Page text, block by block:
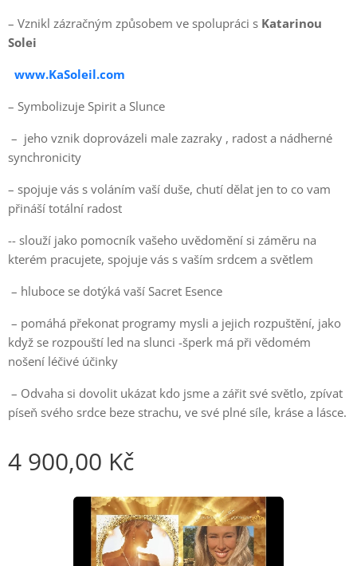
– Vznikl zázračným způsobem ve spolupráci s Katarinou
Solei
www.KaSoleil.com
– Symbolizuje Spirit a Slunce
– jeho vznik doprovázeli male zazraky , radost a nádherné
synchronicity
– spojuje vás s voláním vaší duše, chutí dělat jen to co vam
přináší totální radost
-- slouží jako pomocník vašeho uvědomění si záměru na
kterém pracujete, spojuje vás s vaším srdcem a světlem
– hluboce se dotýká vaší Sacret Esence
– pomáhá překonat programy mysli a jejich rozpuštění, jako
když se rozpouští led na slunci -šperk má při vědomém
nošení léčivé účinky
– Odvaha si dovolit ukázat kdo jsme a zářit své světlo, zpívat
píseň svého srdce beze strachu, ve své plné síle, kráse a lásce.
4 900,00 Kč